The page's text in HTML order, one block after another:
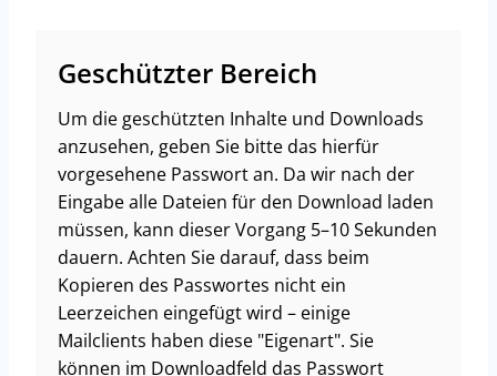
Geschützter Bereich
Um die geschützten Inhalte und Downloads
anzusehen, geben Sie bitte das hierfür
vorgesehene Passwort an. Da wir nach der
Eingabe alle Dateien für den Download laden
müssen, kann dieser Vorgang 5–10 Sekunden
dauern. Achten Sie darauf, dass beim
Kopieren des Passwortes nicht ein
Leerzeichen eingefügt wird – einige
Mailclients haben diese "Eigenart". Sie
können im Downloadfeld das Passwort